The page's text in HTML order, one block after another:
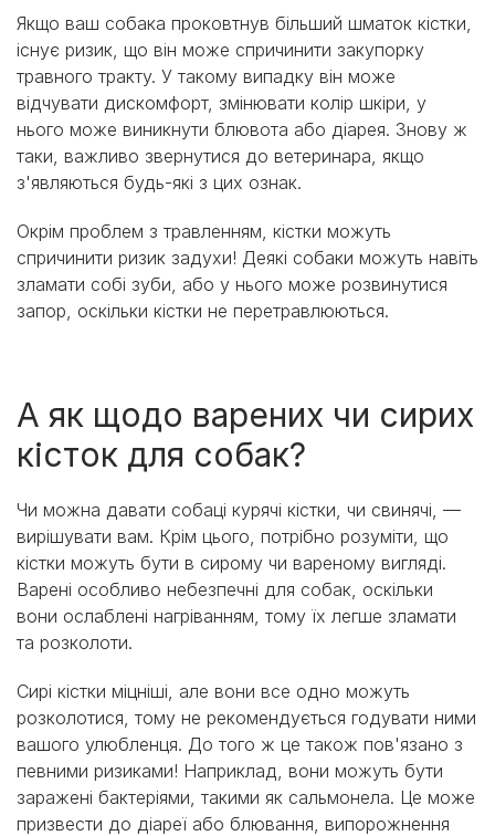
Якщо ваш собака проковтнув більший шматок кістки,
існує ризик, що він може спричинити закупорку
травного тракту. У такому випадку він може
відчувати дискомфорт, змінювати колір шкіри, у
нього може виникнути блювота або діарея. Знову ж
таки, важливо звернутися до ветеринара, якщо
з'являються будь-які з цих ознак.
Окрім проблем з травленням, кістки можуть
спричинити ризик задухи! Деякі собаки можуть навіть
зламати собі зуби, або у нього може розвинутися
запор, оскільки кістки не перетравлюються.
А як щодо варених чи сирих
кісток для собак?
Чи можна давати собаці курячі кістки, чи свинячі, —
вирішувати вам. Крім цього, потрібно розуміти, що
кістки можуть бути в сирому чи вареному вигляді.
Варені особливо небезпечні для собак, оскільки
вони ослаблені нагріванням, тому їх легше зламати
та розколоти.
Сирі кістки міцніші, але вони все одно можуть
розколотися, тому не рекомендується годувати ними
вашого улюбленця. До того ж це також пов'язано з
певними ризиками! Наприклад, вони можуть бути
заражені бактеріями, такими як сальмонела. Це може
призвести до діареї або блювання, випорожнення